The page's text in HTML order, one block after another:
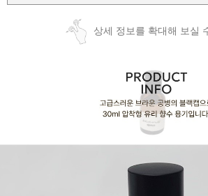
상세 정보를 확대해 보실